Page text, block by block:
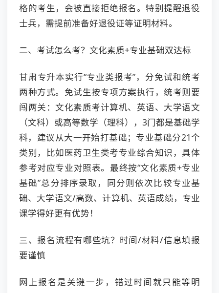
格的考生，会被直接拒绝报名。特别提醒退役
士兵，需提前准备好退役证等证明材料。
二、考试怎么考？文化素质+专业基础双达标
甘肃专升本实行“专业类报考”，分免试和统考
两种方式。免试生按专项方案执行，统考则要
闯两关：文化素质考计算机、英语、大学语文
（文科）或高等数学（理科），3门都是基础学
科，建议从大一开始打基础；专业基础分21个
类别，比如医药卫生类考专业综合知识，具体
参考对应专业对照表。最终按“文化素质+专业
基础”总分排序录取，同分则依次比较专业基
础、大学语文/高数、计算机、英语成绩，专业
课学得好更有优势！
三、报名流程有哪些坑？时间/材料/信息填报
要谨慎
网上报名是关键一步，错过时间就只能等明